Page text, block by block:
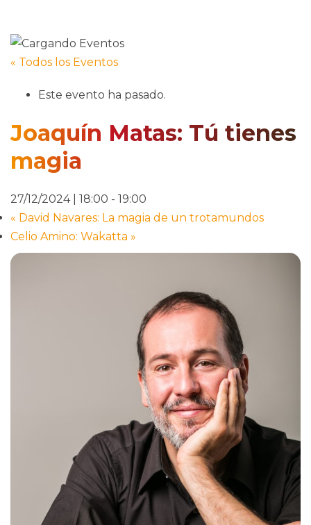
« Todos los Eventos
Este evento ha pasado.
Joaquín Matas: Tú tienes
magia
27/12/2024 | 18:00 - 19:00
« David Navares: La magia de un trotamundos
Celio Amino: Wakatta »